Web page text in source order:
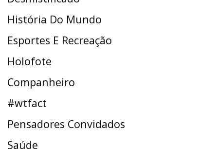
História Do Mundo
Esportes E Recreação
Holofote
Companheiro
#wtfact
Pensadores Convidados
Saúde